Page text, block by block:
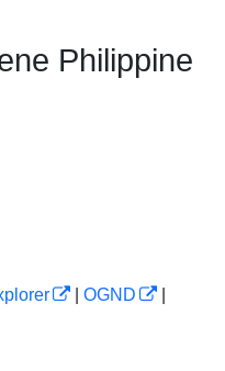
Philippine
OGND